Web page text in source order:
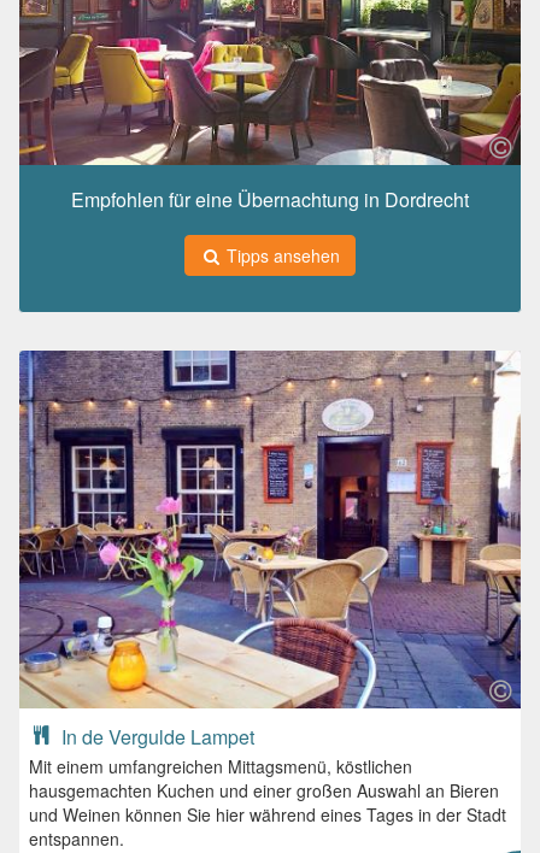
Empfohlen für eine Übernachtung in Dordrecht
Tipps ansehen
In de Vergulde Lampet
Mit einem umfangreichen Mittagsmenü, köstlichen
hausgemachten Kuchen und einer großen Auswahl an Bieren
und Weinen können Sie hier während eines Tages in der Stadt
entspannen.